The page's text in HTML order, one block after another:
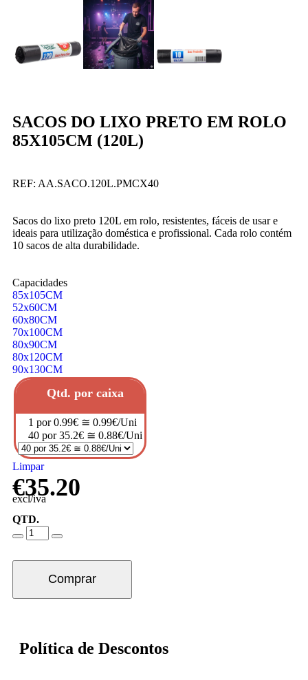
SACOS DO LIXO PRETO EM ROLO
85X105CM (120L)
REF: AA.SACO.120L.PMCX40
Sacos do lixo preto 120L em rolo, resistentes, fáceis de usar e
ideais para utilização doméstica e profissional. Cada rolo contém
10 sacos de alta durabilidade.
Capacidades
85x105CM
52x60CM
60x80CM
70x100CM
80x90CM
80x120CM
90x130CM
Qtd. por caixa
1 por 0.99€ ≅ 0.99€/Uni
40 por 35.2€ ≅ 0.88€/Uni
Limpar
€35.20
excl/iva
QTD.
Comprar
Política de Descontos